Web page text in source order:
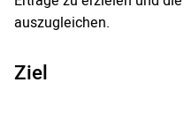
auszugleichen.
Ziel